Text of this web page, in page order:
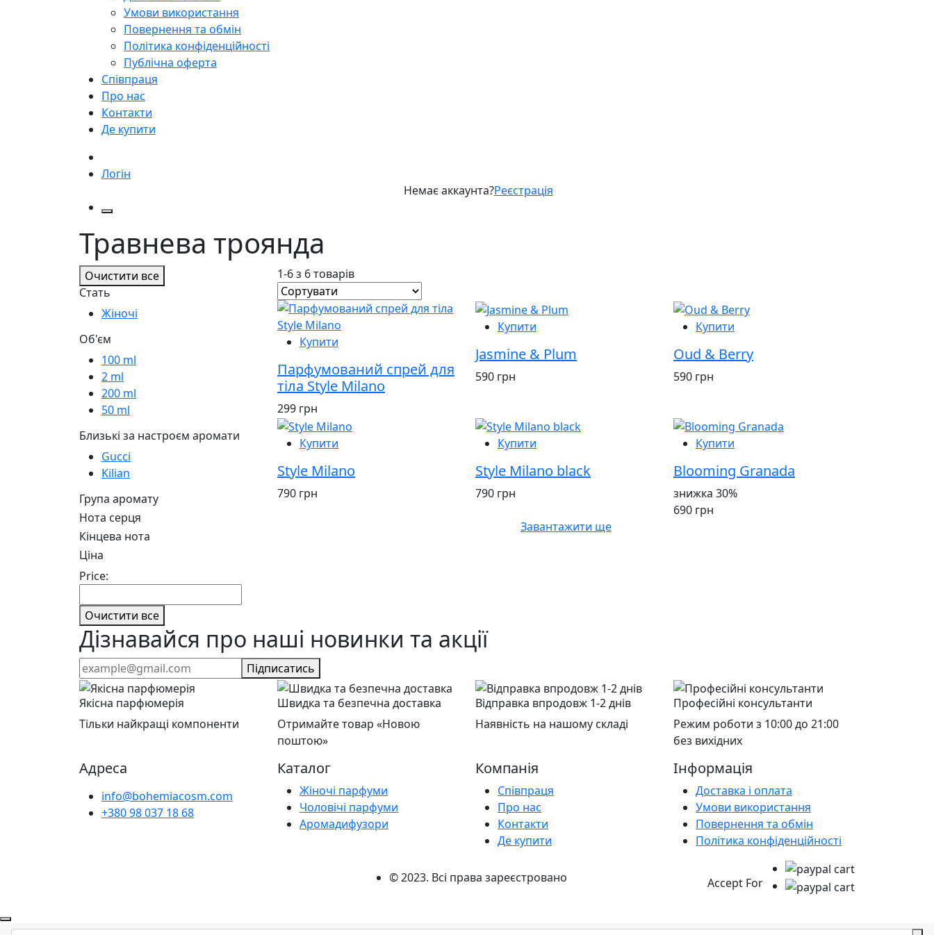
Умови використання
Повернення та обмін
Політика конфіденційності
Публічна оферта
Співпраця
Про нас
Контакти
Де купити
Логін
Немає аккаунта?Реєстрація
Травнева троянда
Очистити все
Стать
Жіночі
Об'єм
100 ml
2 ml
200 ml
50 ml
Близькі за настроєм аромати
Gucci
Kilian
Група аромату
Нота серця
Кінцева нота
Ціна
Price:
Очистити все
1-6 з 6 товарів
Купити
Парфумований спрей для
тіла Style Milano
299 грн
Купити
Jasmine & Plum
590 грн
Купити
Oud & Berry
590 грн
Купити
Style Milano
790 грн
Купити
Style Milano black
790 грн
Купити
Blooming Granada
знижка 30%
690 грн
Завантажити ще
Дізнавайся про наші новинки та акції
Підписатись
Якісна парфюмерія
Тільки найкращі компоненти
Швидка та безпечна доставка
Отримайте товар «Новою
поштою»
Відправка впродовж 1-2 днів
Наявність на нашому складі
Професійні консультанти
Режим роботи з 10:00 до 21:00
без вихідних
Адреса
info@bohemiacosm.com
+380 98 037 18 68
Каталог
Жіночі парфуми
Чоловічі парфуми
Аромадифузори
Компанія
Співпраця
Про нас
Контакти
Де купити
Інформація
Доставка і оплата
Умови використання
Повернення та обмін
Політика конфіденційності
© 2023. Всі права зареєстровано Accept For